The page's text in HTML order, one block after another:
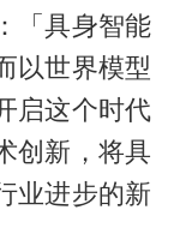
「具身智能
以世界模型
启这个时代
创新，将具
业进步的新